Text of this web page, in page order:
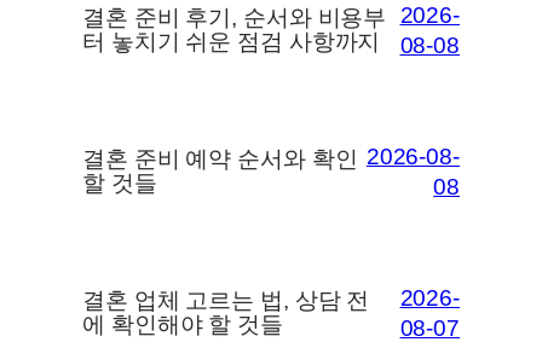
결혼 준비 후기, 순서와 비용부
터 놓치기 쉬운 점검 사항까지
2026-
08-08
결혼 준비 예약 순서와 확인
할 것들
2026-08-
08
결혼 업체 고르는 법, 상담 전
에 확인해야 할 것들
2026-
08-07